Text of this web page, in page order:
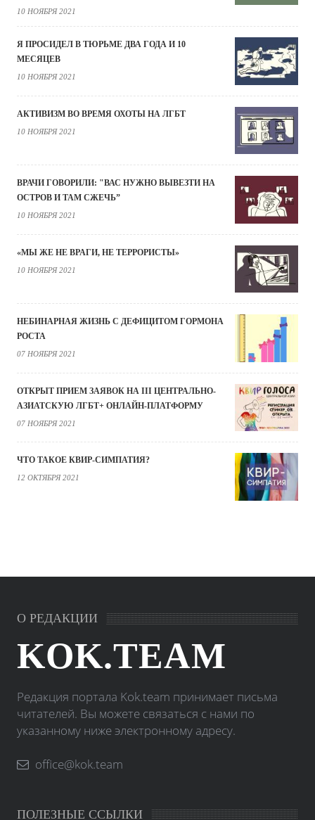
10 НОЯБРЯ 2021
Я ПРОСИДЕЛ В ТЮРЬМЕ ДВА ГОДА И 10
МЕСЯЦЕВ
10 НОЯБРЯ 2021
АКТИВИЗМ ВО ВРЕМЯ ОХОТЫ НА ЛГБТ
10 НОЯБРЯ 2021
ВРАЧИ ГОВОРИЛИ: "ВАС НУЖНО ВЫВЕЗТИ НА
ОСТРОВ И ТАМ СЖЕЧЬ”
10 НОЯБРЯ 2021
«МЫ ЖЕ НЕ ВРАГИ, НЕ ТЕРРОРИСТЫ»
10 НОЯБРЯ 2021
НЕБИНАРНАЯ ЖИЗНЬ С ДЕФИЦИТОМ ГОРМОНА
РОСТА
07 НОЯБРЯ 2021
ОТКРЫТ ПРИЕМ ЗАЯВОК НА III ЦЕНТРАЛЬНО-
АЗИАТСКУЮ ЛГБТ+ ОНЛАЙН-ПЛАТФОРМУ
07 НОЯБРЯ 2021
ЧТО ТАКОЕ КВИР-СИМПАТИЯ?
12 ОКТЯБРЯ 2021
О РЕДАКЦИИ
KOK.TEAM
Редакция портала Kok.team принимает письма
читателей. Вы можете связаться с нами по
указанному ниже электронному адресу.
office@kok.team
ПОЛЕЗНЫЕ ССЫЛКИ